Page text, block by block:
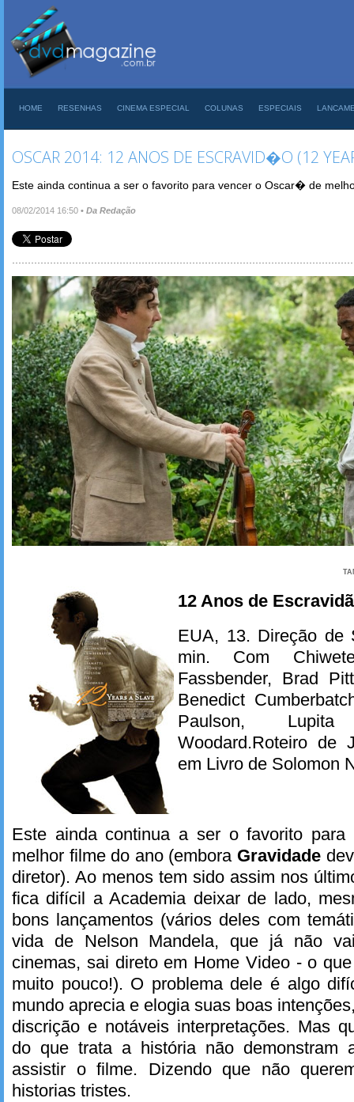
HOME RESENHAS CINEMA ESPECIAL COLUNAS ESPECIAIS
OSCAR 2014: 12 ANOS DE ESCRAVID�O (12
Este ainda continua a ser o favorito para vencer o Oscar� de
08/02/2014 16:50 • Da Redação
12 Anos de
EUA, 13. Direção de
min. Com
Fassbender, Brad
Benedict
Paulson,
Woodard.Roteiro de
em Livro de Solomon
Este ainda continua a ser o favorito
melhor filme do ano (embora Gravidade
diretor). Ao menos tem sido assim nos
fica difícil a Academia deixar de lado,
bons lançamentos (vários deles com
vida de Nelson Mandela, que já não
cinemas, sai direto em Home Video - o
muito pouco!). O problema dele é algo
mundo aprecia e elogia suas boas
discrição e notáveis interpretações. Mas
do que trata a história não demonstram
assistir o filme. Dizendo que não
historias tristes.